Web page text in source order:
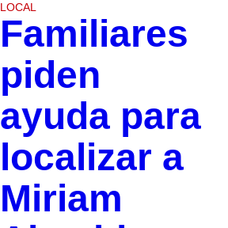
LOCAL
Familiares
piden
ayuda para
localizar a
Miriam